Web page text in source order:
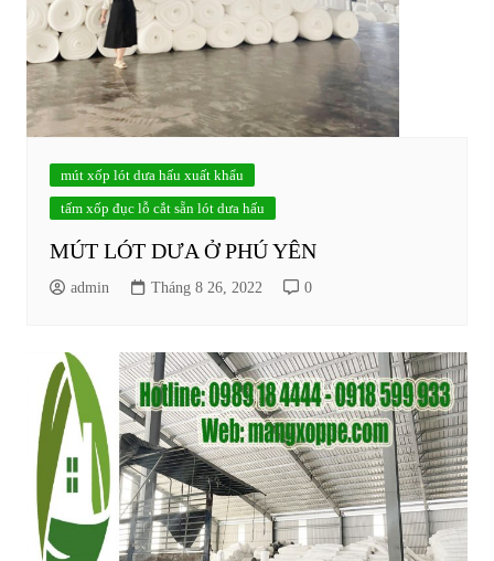
mút xốp lót dưa hấu xuất khẩu
tấm xốp đục lỗ cắt sẵn lót dưa hấu
MÚT LÓT DƯA Ở PHÚ YÊN
admin Tháng 8 26, 2022 0